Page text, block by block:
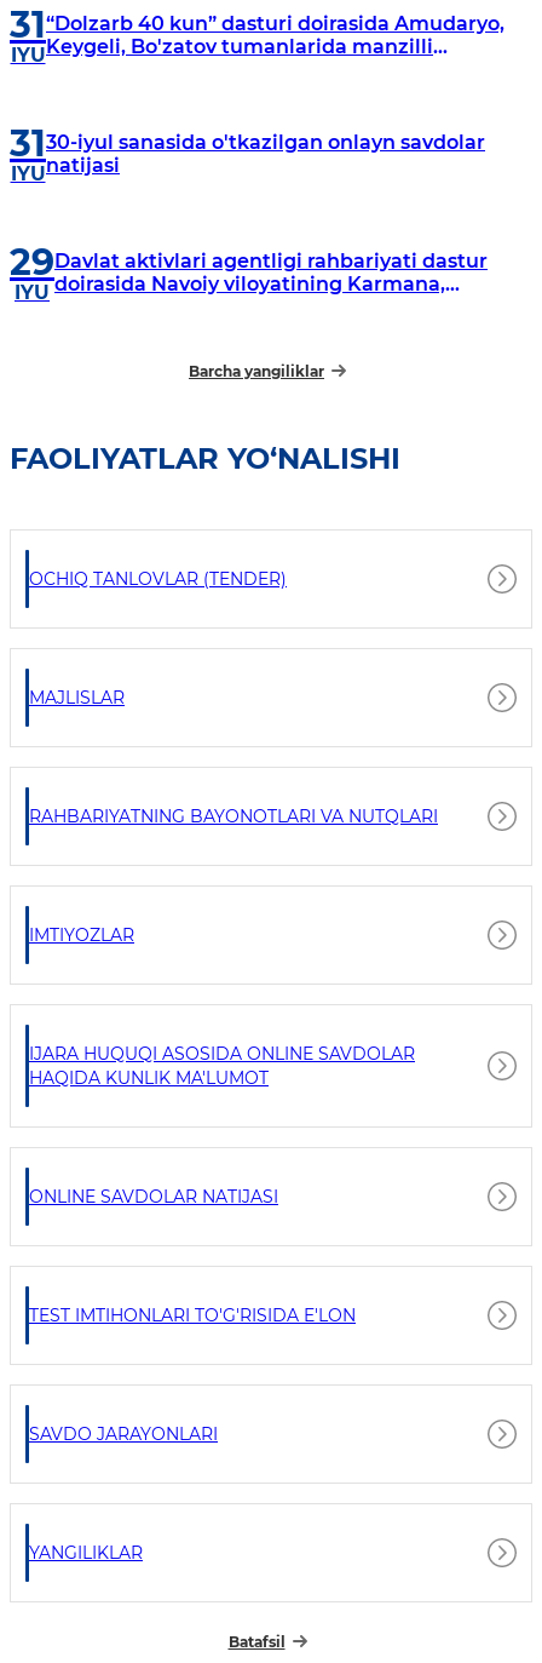
31
IYU
“Dolzarb 40 kun” dasturi doirasida Amudaryo,
Keygeli, Bo'zatov tumanlarida manzilli
31
IYU
30-iyul sanasida o'tkazilgan onlayn savdolar
natijasi
29
IYU
Davlat aktivlari agentligi rahbariyati dastur
doirasida Navoiy viloyatining Karmana,
Barcha yangiliklar
FAOLIYATLAR YO‘NALISHI
OCHIQ TANLOVLAR (TENDER)
MAJLISLAR
RAHBARIYATNING BAYONOTLARI VA NUTQLARI
IMTIYOZLAR
IJARA HUQUQI ASOSIDA ONLINE SAVDOLAR
HAQIDA KUNLIK MA'LUMOT
ONLINE SAVDOLAR NATIJASI
TEST IMTIHONLARI TO'G'RISIDA E'LON
SAVDO JARAYONLARI
YANGILIKLAR
Batafsil